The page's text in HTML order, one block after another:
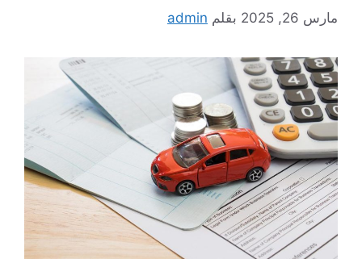
مارس 26, 2025 بقلم admin